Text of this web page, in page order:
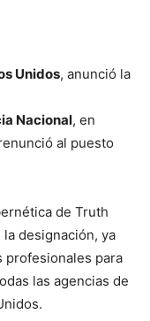
Unidos, anunció la
Nacional, en
al puesto
de Truth
designación, ya
profesionales para
las agencias de